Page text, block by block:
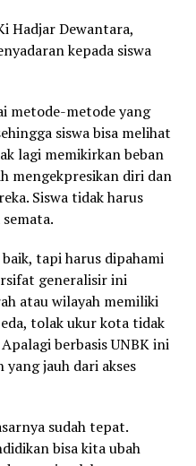
Hadjar Dewantara,
kepada siswa
metode-metode yang
siswa bisa melihat
lagi memikirkan beban
mengekpresikan diri dan
Siswa tidak harus
tapi harus dipahami
generalisir ini
atau wilayah memiliki
tolak ukur kota tidak
berbasis UNBK ini
yang jauh dari akses
sudah tepat.
bisa kita ubah